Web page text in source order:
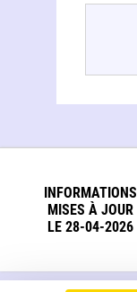
INFORMATIONS
MISES À JOUR
LE 28-04-2026